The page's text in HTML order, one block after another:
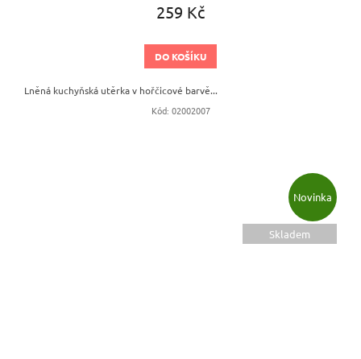
259 Kč
DO KOŠÍKU
Lněná kuchyňská utěrka v hořčicové barvě...
Kód: 02002007
Novinka
Skladem